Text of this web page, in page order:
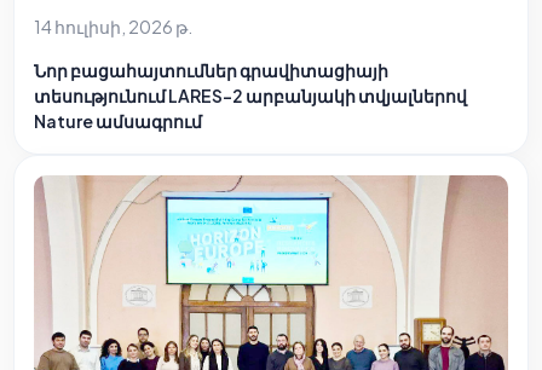
14 հուլիսի, 2026 թ.
Նոր բացահայտումներ գրավիտացիայի
տեսությունում LARES-2 արբանյակի տվյալներով
Nature ամսագրում